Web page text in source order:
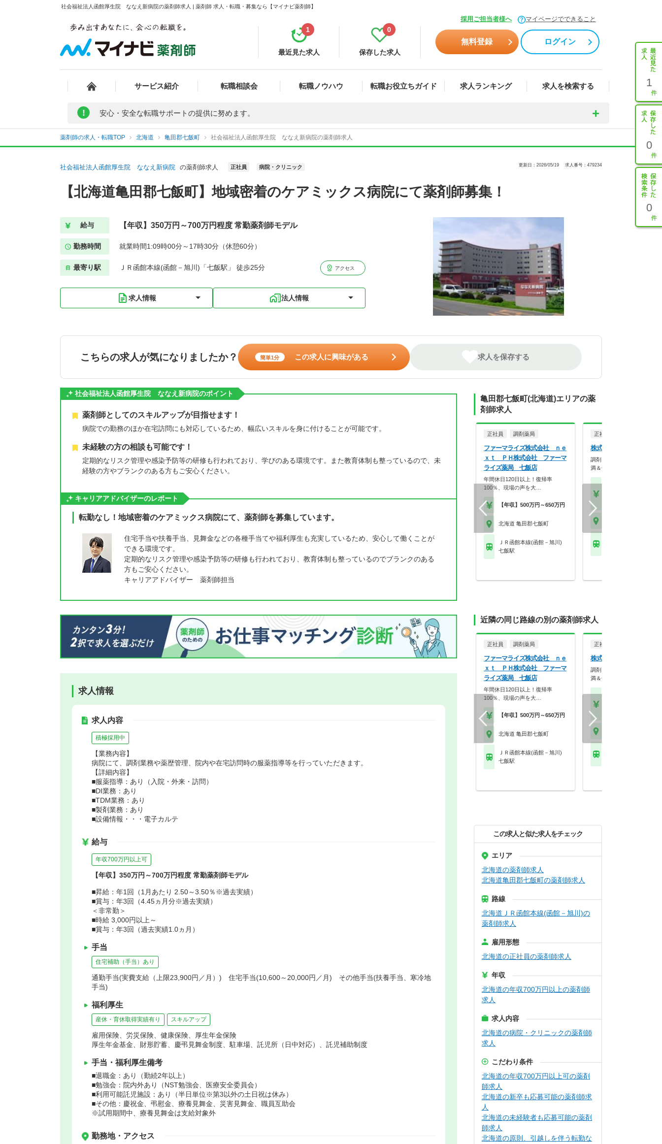
社会福祉法人函館厚生院 ななえ新病院の薬剤師求人 | 薬剤師 求人・転職・募集なら【マイナビ薬剤師】
採用ご担当者様へ マイページでできること
最近見た求人
1
保存した求人
0
無料登録 ログイン
サービス紹介 転職相談会 転職ノウハウ 転職お役立ちガイド 求人ランキング 求人を検索する 1
0
0
! 安心・安全な転職サポートの提供に努めます。
薬剤師の求人・転職TOP 北海道 亀田郡七飯町 社会福祉法人函館厚生院 ななえ新病院の薬剤師求人
社会福祉法人函館厚生院 ななえ新病院 の薬剤師求人 正社員 病院・クリニック 更新日：2026/05/19 求人番号：479234
【北海道亀田郡七飯町】地域密着のケアミックス病院にて薬剤師募集！
給与 【年収】350万円～700万円程度 常勤薬剤師モデル
勤務時間 就業時間1:09時00分～17時30分（休憩60分）
最寄り駅 ＪＲ函館本線(函館－旭川)「七飯駅」 徒歩25分 アクセス
求人情報 法人情報
こちらの求人が気になりましたか？ 簡単1分 この求人に興味がある 求人を保存する
社会福祉法人函館厚生院 ななえ新病院のポイント
薬剤師としてのスキルアップが目指せます！
病院での勤務のほか在宅訪問にも対応しているため、幅広いスキルを身に付けることが可能です。
未経験の方の相談も可能です！
定期的なリスク管理や感染予防等の研修も行われており、学びのある環境です。また教育体制も整っているので、未
経験の方やブランクのある方もご安心ください。
キャリアアドバイザーのレポート
転勤なし！地域密着のケアミックス病院にて、薬剤師を募集しています。
住宅手当や扶養手当、見舞金などの各種手当てや福利厚生も充実しているため、安心して働くことが
できる環境です。
定期的なリスク管理や感染予防等の研修も行われており、教育体制も整っているのでブランクのある
方もご安心ください。
キャリアアドバイザー 薬剤師担当
求人情報
求人内容
積極採用中
【業務内容】
病院にて、調剤業務や薬歴管理、院内や在宅訪問時の服薬指導等を行っていただきます。
【詳細内容】
■服薬指導：あり（入院・外来・訪問）
■DI業務：あり
■TDM業務：あり
■製剤業務：あり
■設備情報・・・電子カルテ
給与
年収700万円以上可
【年収】350万円～700万円程度 常勤薬剤師モデル
■昇給：年1回（1月あたり 2.50～3.50％※過去実績）
■賞与：年3回（4.45ヵ月分※過去実績）
＜非常勤＞
■時給 3,000円以上～
■賞与：年3回（過去実績1.0ヵ月）
手当
住宅補助（手当）あり
通勤手当(実費支給（上限23,900円／月）) 住宅手当(10,600～20,000円／月) その他手当(扶養手当、寒冷地
手当)
福利厚生
産休・育休取得実績有り スキルアップ
雇用保険、労災保険、健康保険、厚生年金保険
厚生年金基金、財形貯蓄、慶弔見舞金制度、駐車場、託児所（日中対応）、託児補助制度
手当・福利厚生備考
■退職金：あり（勤続2年以上）
■勉強会：院内外あり（NST勉強会、医療安全委員会）
■利用可能託児施設：あり（半日単位※第3以外の土日祝は休み）
■その他：慶祝金、弔慰金、療養見舞金、災害見舞金、職員互助会
※試用期間中、療養見舞金は支給対象外
勤務地・アクセス
亀田郡七飯町(北海道)エリアの薬
剤師求人
正社員 調剤薬局
ファーマライズ株式会社 ｎｅ
ｘｔ ＰＨ株式会社 ファーマ
ライズ薬局 七飯店
年間休日120日以上！復帰率
100％、現場の声を大…
【年収】500万円～650万円
北海道 亀田郡七飯町
ＪＲ函館本線(函館－旭川)
七飯駅
正社員
株式会社ツルハ 七飯鳴
調剤＋OTCで成長！残業10
満＆休暇充実の大…
近隣の同じ路線の別の薬剤師求人
正社員 調剤薬局
ファーマライズ株式会社 ｎｅ
ｘｔ ＰＨ株式会社 ファーマ
ライズ薬局 七飯店
年間休日120日以上！復帰率
100％、現場の声を大…
【年収】500万円～650万円
北海道 亀田郡七飯町
ＪＲ函館本線(函館－旭川)
七飯駅
正社員
株式会社ツルハ 七飯鳴
調剤＋OTCで成長！残業10
満＆休暇充実の大…
この求人と似た求人をチェック
エリア
北海道の薬剤師求人
北海道亀田郡七飯町の薬剤師求人
路線
北海道ＪＲ函館本線(函館－旭川)の
薬剤師求人
雇用形態
北海道の正社員の薬剤師求人
年収
北海道の年収700万円以上の薬剤師
求人
求人内容
北海道の病院・クリニックの薬剤師
求人
こだわり条件
北海道の年収700万円以上可の薬剤
師求人
北海道の新卒も応募可能の薬剤師求
人
北海道の未経験者も応募可能の薬剤
師求人
北海道の原則、引越しを伴う転勤な